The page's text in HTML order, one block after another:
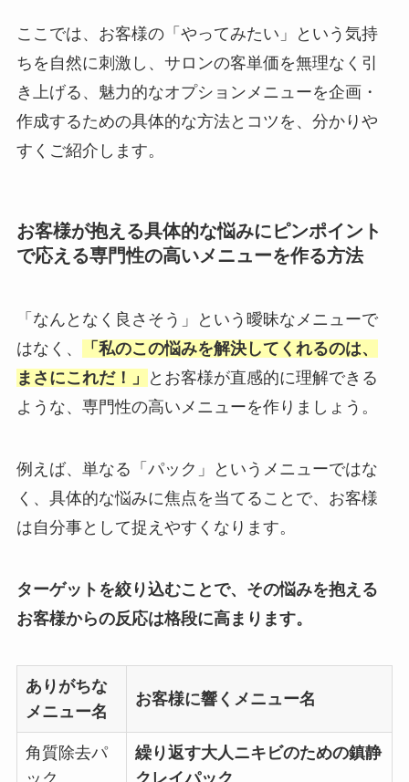
ここでは、お客様の「やってみたい」という気持
ちを自然に刺激し、サロンの客単価を無理なく引
き上げる、魅力的なオプションメニューを企画・
作成するための具体的な方法とコツを、分かりや
すくご紹介します。
お客様が抱える具体的な悩みにピンポイント
で応える専門性の高いメニューを作る方法
「なんとなく良さそう」という曖昧なメニューで
はなく、
「私のこの悩みを解決してくれるのは、
まさにこれだ！」
とお客様が直感的に理解できる
ような、専門性の高いメニューを作りましょう。
例えば、単なる「パック」というメニューではな
く、具体的な悩みに焦点を当てることで、お客様
は自分事として捉えやすくなります。
ターゲットを絞り込むことで、その悩みを抱える
お客様からの反応は格段に高まります。
ありがちな
メニュー名
お客様に響くメニュー名
角質除去パ
繰り返す大人ニキビのための鎮静